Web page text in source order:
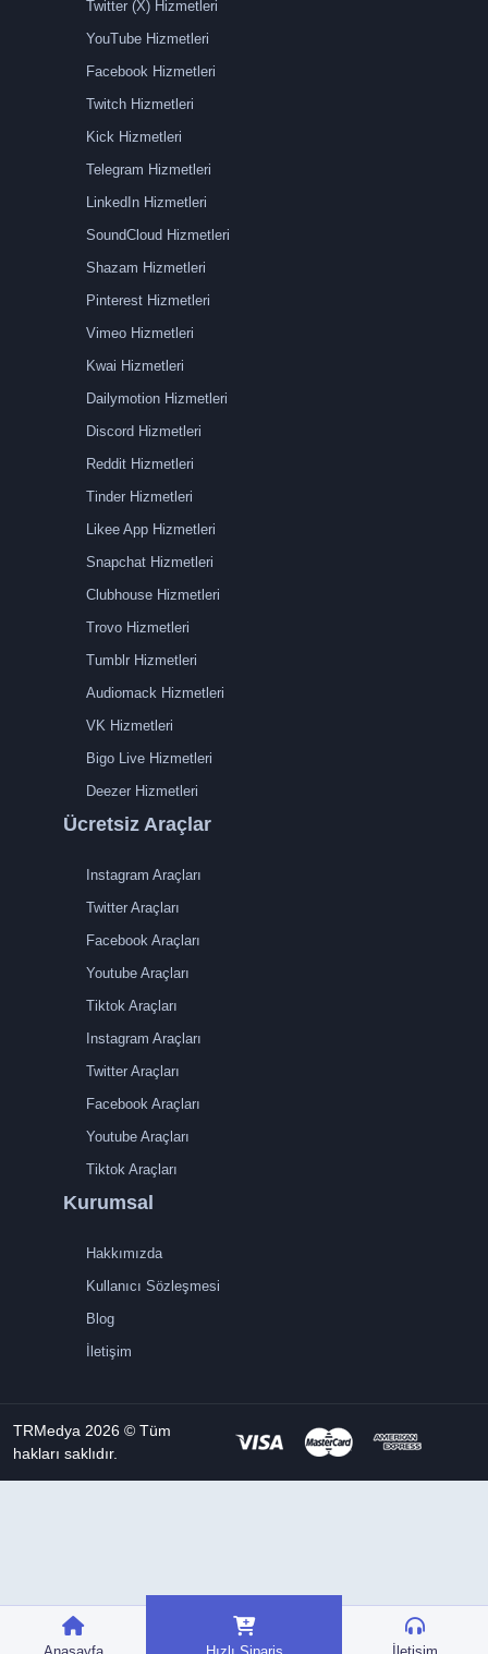
Twitter (X) Hizmetleri
YouTube Hizmetleri
Facebook Hizmetleri
Twitch Hizmetleri
Kick Hizmetleri
Telegram Hizmetleri
LinkedIn Hizmetleri
SoundCloud Hizmetleri
Shazam Hizmetleri
Pinterest Hizmetleri
Vimeo Hizmetleri
Kwai Hizmetleri
Dailymotion Hizmetleri
Discord Hizmetleri
Reddit Hizmetleri
Tinder Hizmetleri
Likee App Hizmetleri
Snapchat Hizmetleri
Clubhouse Hizmetleri
Trovo Hizmetleri
Tumblr Hizmetleri
Audiomack Hizmetleri
VK Hizmetleri
Bigo Live Hizmetleri
Deezer Hizmetleri
Ücretsiz Araçlar
Instagram Araçları
Twitter Araçları
Facebook Araçları
Youtube Araçları
Tiktok Araçları
Instagram Araçları
Twitter Araçları
Facebook Araçları
Youtube Araçları
Tiktok Araçları
Kurumsal
Hakkımızda
Kullanıcı Sözleşmesi
Blog
İletişim
TRMedya 2026 © Tüm
hakları saklıdır.